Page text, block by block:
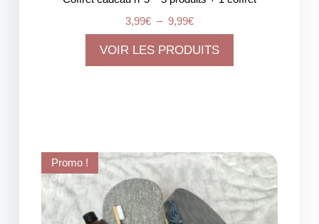
3,99€ – 9,99€
VOIR LES PRODUITS
Promo !